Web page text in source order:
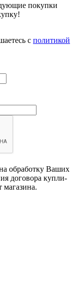
покупки
с политикой
обработку Ваших
договора купли-
магазина.